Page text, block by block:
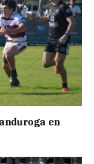
en